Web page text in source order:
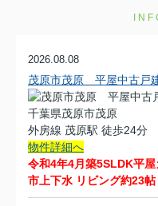
2026.08.08
茂原市茂原 平屋中古戸
千葉県茂原市茂原
外房線 茂原駅 徒歩24分
物件詳細へ
令和4年4月築5SLDK平
市上下水 リビング約23